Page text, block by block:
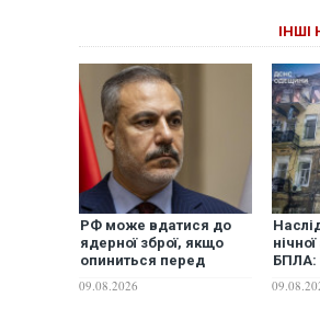
ІНШІ
РФ може вдатися до
ядерної зброї, якщо
опиниться перед
країни, - лава МЗС
09.08.2026
БПЛА: